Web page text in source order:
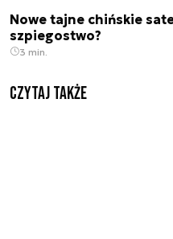
Nowe tajne chińskie
szpiegostwo?
3 min.
Czytaj także